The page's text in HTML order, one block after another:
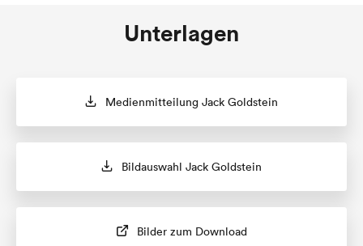
Unterlagen
Medienmitteilung Jack Goldstein
Bildauswahl Jack Goldstein
Bilder zum Download